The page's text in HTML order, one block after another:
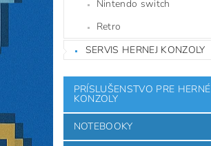
Nintendo switch
Retro
SERVIS HERNEJ KONZOLY
PRÍSLUŠENSTVO PRE HERNÉ
KONZOLY
NOTEBOOKY